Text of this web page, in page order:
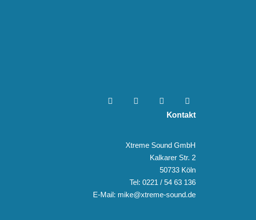
Kontakt
Xtreme Sound GmbH
Kalkarer Str. 2
50733 Köln
Tel: 0221 / 54 63 136
E-Mail: mike@xtreme-sound.de